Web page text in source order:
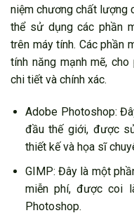
niệm chương chất lượng
thể sử dụng các phần
trên máy tính. Các phần
tính năng mạnh mẽ,
chi tiết và chính xác.
Adobe Photoshop:
đầu thế giới, được
thiết kế và họa sĩ
GIMP: Đây là một
miễn phí, được coi
Photoshop.